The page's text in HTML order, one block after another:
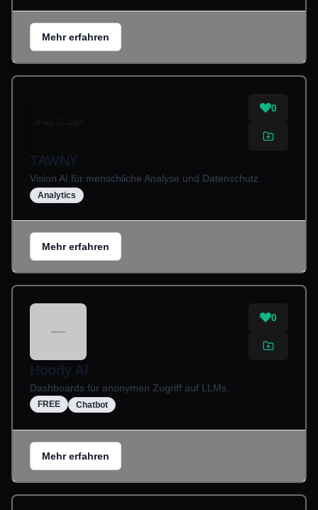
Mehr erfahren
0
TAWNY
Vision AI für menschliche Analyse und Datenschutz.
Analytics
Mehr erfahren
0
Hoody AI
Dashboards für anonymen Zugriff auf LLMs.
FREE Chatbot
Mehr erfahren